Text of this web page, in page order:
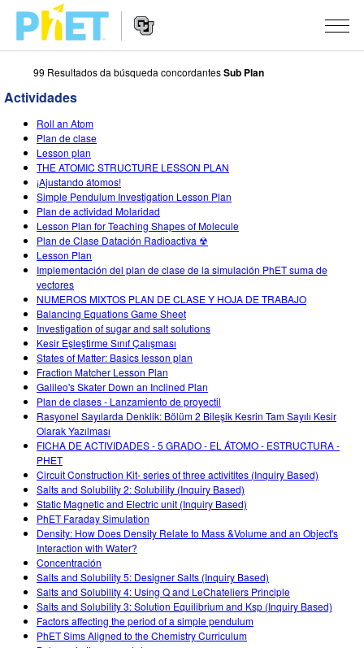
Search
the
PhET
Website
Navigation
SIMULACIÓNS
All Sims
Física
Matemáticas
Química
Ciencias da Terra
Bioloxía
Simulacións traducidas
Customizable Sims
STUDIO
About Studio
Customizable Sims
Start a Free Trial
Purchase a License
TEACHING
Explora as Actividades
Contribute an Activity
Activity Contribution Guidelines
Virtual Workshops
Professional Learning with PhET
Teaching with PhET
INVESTIGACIÓNS
INITIATIVES
Inclusive Design
PhET Global
Data Fluency
DEIB in STEM Ed
SceneryStack OSE
Impact Report
ENTRAR / REXISTRARSE
ENTRAR / REXISTRARSE
99 Resultados da búsqueda concordantesSub Plan
Actividades
Roll an Atom
Plan de clase
Lesson plan
THE ATOMIC STRUCTURE LESSON PLAN
¡Ajustando átomos!
Simple Pendulum Investigation Lesson Plan
Plan de actividad Molaridad
Lesson Plan for Teaching Shapes of Molecule
Plan de Clase Datación Radioactiva ☢
Lesson Plan
Implementación del plan de clase de la simulación PhET suma de
vectores
NUMEROS MIXTOS PLAN DE CLASE Y HOJA DE TRABAJO
Balancing Equations Game Sheet
Investigation of sugar and salt solutions
Kesir Eşleştirme Sınıf Çalışması
States of Matter: Basics lesson plan
Fraction Matcher Lesson Plan
Galileo's Skater Down an Inclined Plan
Plan de clases - Lanzamiento de proyectil
Rasyonel Sayılarda Denklik: Bölüm 2 Bileşik Kesrin Tam Sayılı Kesir
Olarak Yazılması
FICHA DE ACTIVIDADES - 5 GRADO - EL ÁTOMO - ESTRUCTURA -
PHET
Circuit Construction Kit- series of three activitites (Inquiry Based)
Salts and Solubility 2: Solubility (Inquiry Based)
Static Magnetic and Electric unit (Inquiry Based)
PhET Faraday Simulation
Density: How Does Density Relate to Mass &Volume and an Object's
Interaction with Water?
Concentración
Salts and Solubility 5: Designer Salts (Inquiry Based)
Salts and Solubility 4: Using Q and LeChateliers Principle
Salts and Solubility 3: Solution Equilibrium and Ksp (Inquiry Based)
Factors affecting the period of a simple pendulum
PhET Sims Aligned to the Chemistry Curriculum